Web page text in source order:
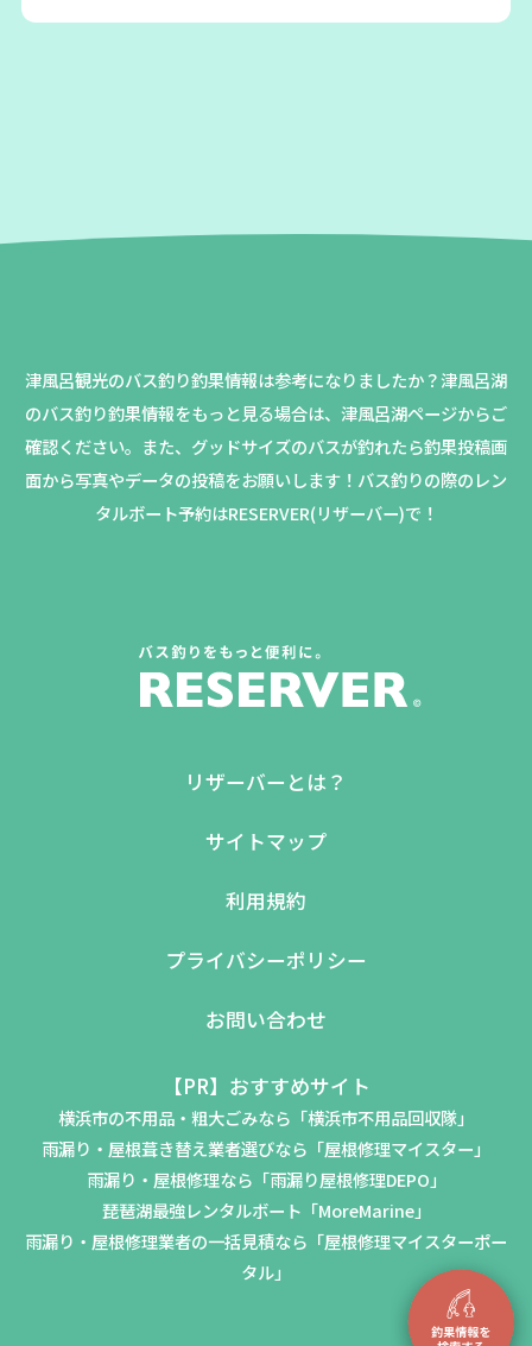
津風呂観光のバス釣り釣果情報は参考になりましたか？津風呂湖
のバス釣り釣果情報をもっと見る場合は、津風呂湖ページからご
確認ください。 また、グッドサイズのバスが釣れたら釣果投稿画
面から写真やデータの投稿をお願いします！バス釣りの際のレン
タルボート予約はRESERVER(リザーバー)で！
リザーバーとは？
サイトマップ
利用規約
プライバシーポリシー
お問い合わせ
【PR】おすすめサイト
横浜市の不用品・粗大ごみなら「横浜市不用品回収隊」
雨漏り・屋根葺き替え業者選びなら「屋根修理マイスター」
雨漏り・屋根修理なら「雨漏り屋根修理DEPO」
琵琶湖最強レンタルボート「MoreMarine」
雨漏り・屋根修理業者の一括見積なら「屋根修理マイスターポー
タル」